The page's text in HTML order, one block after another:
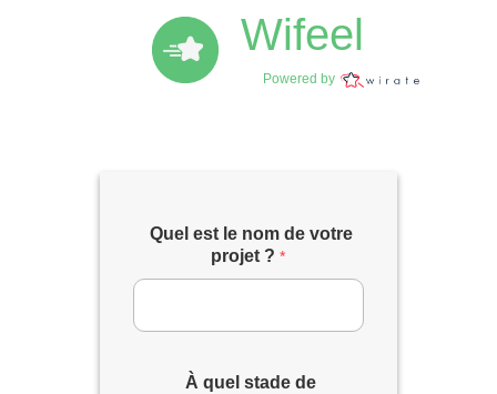
Wifeel
Powered by
Quel est le nom de votre
projet ? *
À quel stade de